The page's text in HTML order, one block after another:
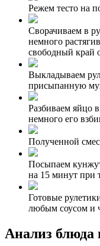
Режем тесто на
Сворачиваем в
немного
свободный край
Выкладываем
присыпанную
Разбиваем яйцо
немного его
Полученной
Посыпаем
на 15 минут при
Готовые
любым соусом и
Анализ блюда